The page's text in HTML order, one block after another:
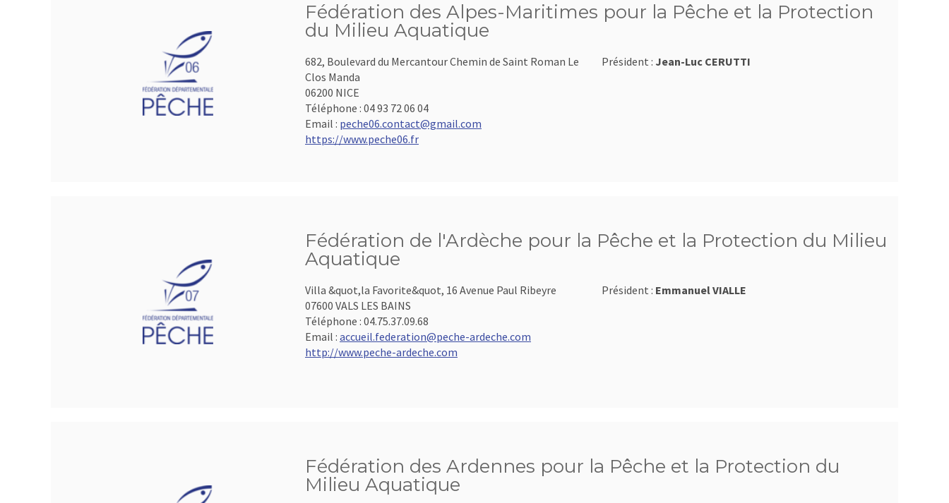
Fédération des Alpes-Maritimes pour la Pêche et la Protection
du Milieu Aquatique
682, Boulevard du Mercantour Chemin de Saint Roman Le
Clos Manda
06200 NICE
Téléphone : 04 93 72 06 04
Email : peche06.contact@gmail.com
https://www.peche06.fr
Président : Jean-Luc CERUTTI
Fédération de l'Ardèche pour la Pêche et la Protection du Milieu
Aquatique
Villa &quot,la Favorite&quot, 16 Avenue Paul Ribeyre
07600 VALS LES BAINS
Téléphone : 04.75.37.09.68
Email : accueil.federation@peche-ardeche.com
http://www.peche-ardeche.com
Président : Emmanuel VIALLE
Fédération des Ardennes pour la Pêche et la Protection du
Milieu Aquatique